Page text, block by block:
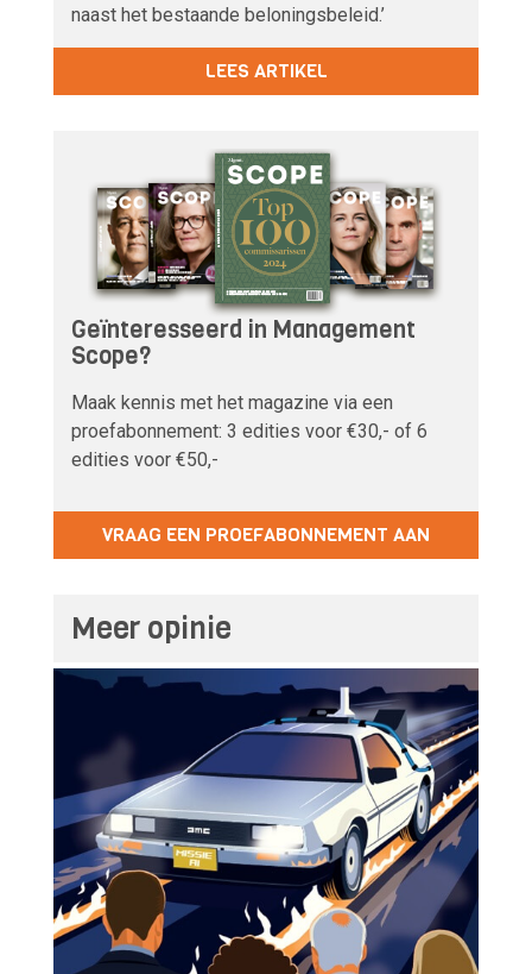
naast het bestaande beloningsbeleid.’
LEES ARTIKEL
Geïnteresseerd in Management
Scope?
Maak kennis met het magazine via een
proefabonnement: 3 edities voor €30,- of 6
edities voor €50,-
VRAAG EEN PROEFABONNEMENT AAN
Meer opinie